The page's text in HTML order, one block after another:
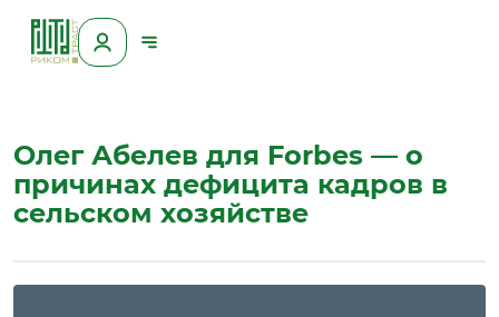
Олег Абелев для Forbes — о
причинах дефицита кадров в
сельском хозяйстве